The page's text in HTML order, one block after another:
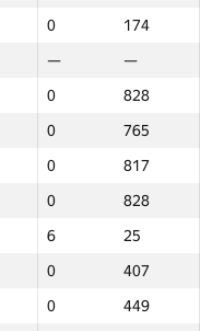
0
174
—
—
0
828
0
765
0
817
0
828
6
25
0
407
0
449
0
174
—
—
0
828
0
765
0
817
0
828
6
25
0
407
0
449